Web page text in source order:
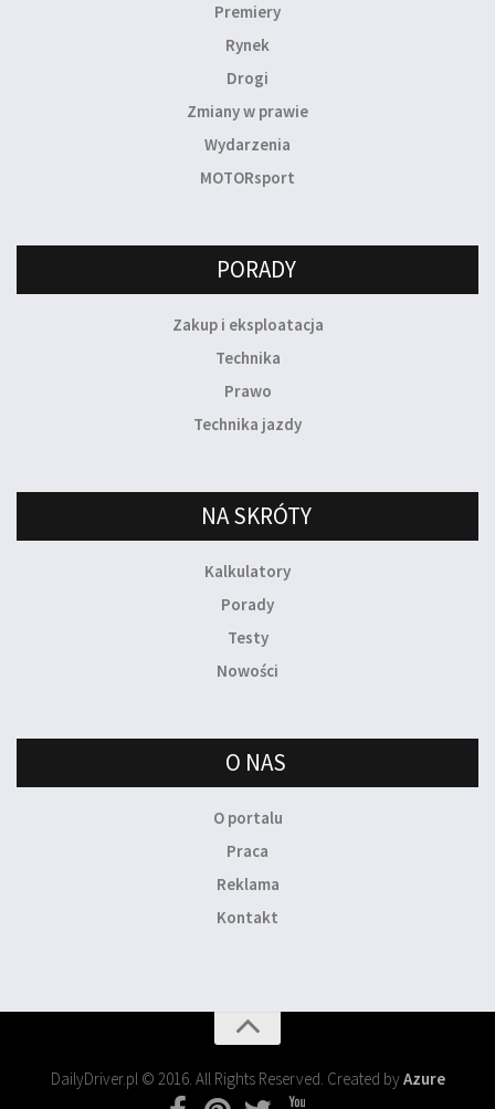
Premiery
Rynek
Drogi
Zmiany w prawie
Wydarzenia
MOTORsport
PORADY
Zakup i eksploatacja
Technika
Prawo
Technika jazdy
NA SKRÓTY
Kalkulatory
Porady
Testy
Nowości
O NAS
O portalu
Praca
Reklama
Kontakt
DailyDriver.pl © 2016. All Rights Reserved. Created byAzure